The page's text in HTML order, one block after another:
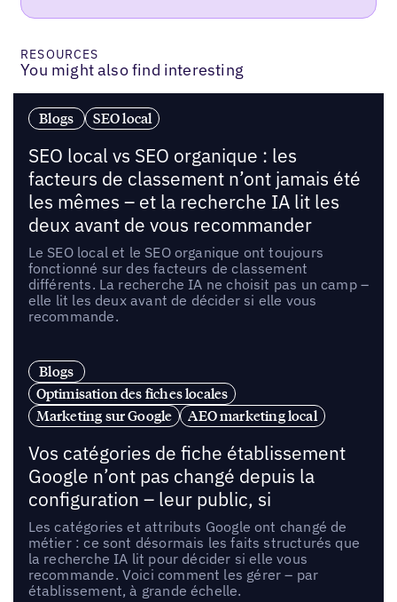
RESOURCES
You might also find interesting
Blogs SEO local
SEO local vs SEO organique : les
facteurs de classement n’ont jamais été
les mêmes – et la recherche IA lit les
deux avant de vous recommander
Le SEO local et le SEO organique ont toujours
fonctionné sur des facteurs de classement
différents. La recherche IA ne choisit pas un camp –
elle lit les deux avant de décider si elle vous
recommande.
Blogs
Optimisation des fiches locales
Marketing sur Google
AEO marketing local
Vos catégories de fiche établissement
Google n’ont pas changé depuis la
configuration – leur public, si
Les catégories et attributs Google ont changé de
métier : ce sont désormais les faits structurés que
la recherche IA lit pour décider si elle vous
recommande. Voici comment les gérer – par
établissement, à grande échelle.